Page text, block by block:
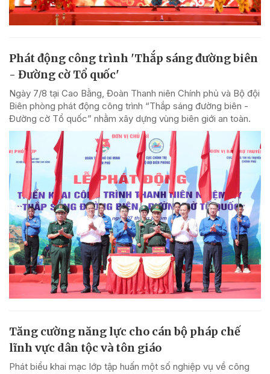
Phát động công trình 'Thắp sáng đường biên
- Đường cờ Tổ quốc'
Ngày 7/8 tại Cao Bằng, Đoàn Thanh niên Chính phủ và Bộ đội
Biên phòng phát động công trình “Thắp sáng đường biên -
Đường cờ Tổ quốc” nhằm xây dựng vùng biên giới an toàn.
Tăng cường năng lực cho cán bộ pháp chế
lĩnh vực dân tộc và tôn giáo
Phát biểu khai mạc lớp tập huấn một số nghiệp vụ về công